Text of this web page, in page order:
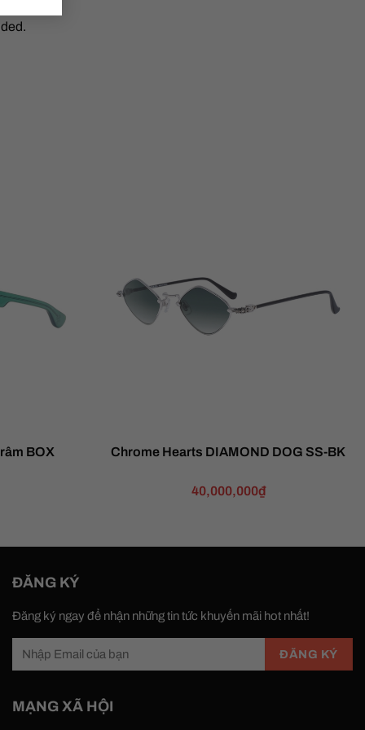
BOX
Chrome Hearts DIAMOND DOG SS-BK
40,000,000₫
ĐĂNG KÝ
Đăng ký ngay để nhận những tin tức khuyến mãi hot nhất!
MẠNG XÃ HỘI